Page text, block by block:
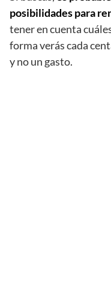
posibilidades para
tener en cuenta
forma verás cada
y no un gasto.